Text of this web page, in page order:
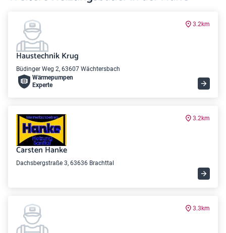
3.2km
Haustechnik Krug
Büdinger Weg 2, 63607 Wächtersbach
Wärme­pumpen
Experte
3.2km
Carsten Hanke
Dachsbergstraße 3, 63636 Brachttal
3.3km